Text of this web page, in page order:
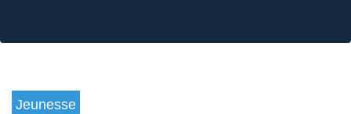
Jeunesse